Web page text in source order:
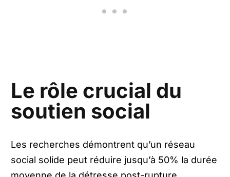
Le rôle crucial du
soutien social
Les recherches démontrent qu’un réseau
social solide peut réduire jusqu’à 50% la durée